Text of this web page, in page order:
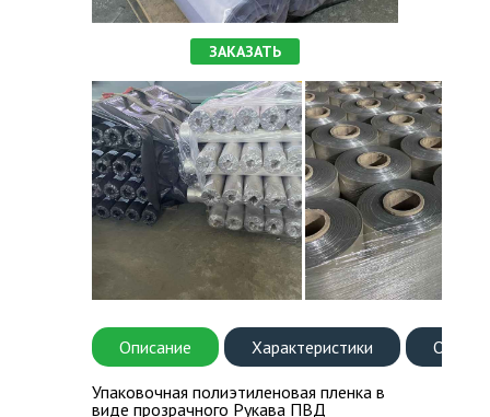
ВОПРОС-ОТВЕТ
КОНТАКТЫ
ЗАКАЗАТЬ
Описание Характеристики Оплата
Упаковочная полиэтиленовая пленка в
виде прозрачного Рукава ПВД